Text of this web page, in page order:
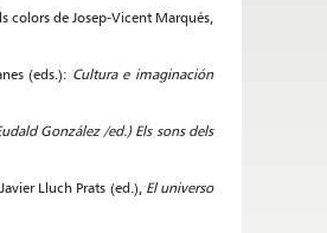
colors de Josep-Vicent Marqués,
(eds.): Cultura e imaginación
González /ed.) Els sons dels
Lluch Prats (ed.), El universo